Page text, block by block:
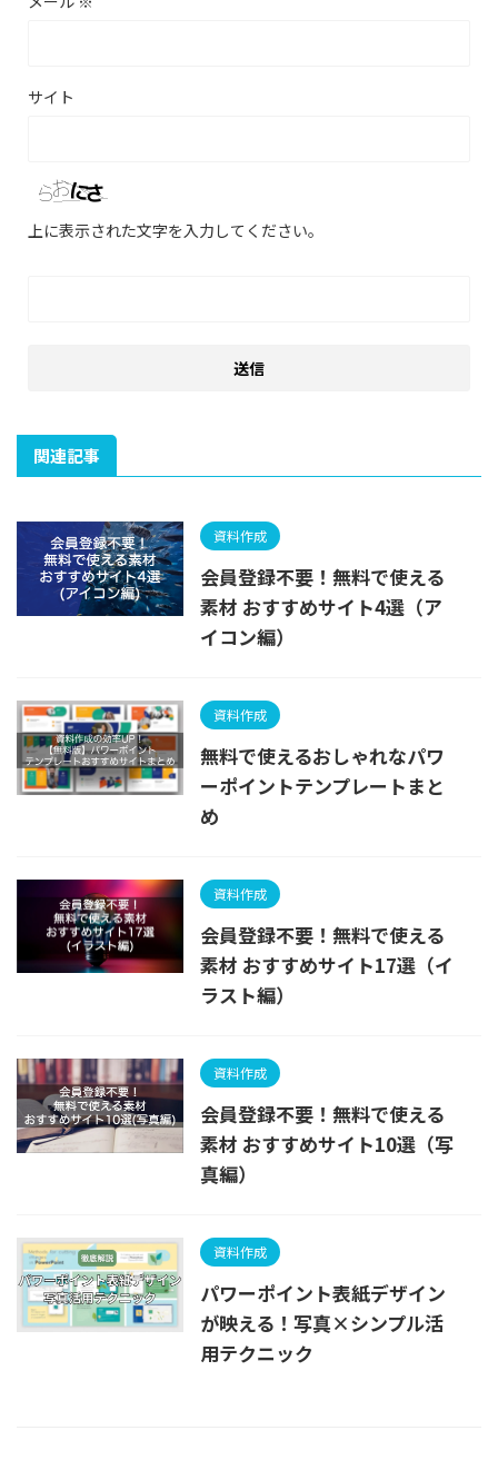
サイト
上に表示された文字を入力してください。
関連記事
資料作成
会員登録不要！無料で使える
素材 おすすめサイト4選（ア
イコン編）
資料作成
無料で使えるおしゃれなパワ
ーポイントテンプレートまと
め
資料作成
会員登録不要！無料で使える
素材 おすすめサイト17選（イ
ラスト編）
資料作成
会員登録不要！無料で使える
素材 おすすめサイト10選（写
真編）
資料作成
パワーポイント表紙デザイン
が映える！写真×シンプル活
用テクニック